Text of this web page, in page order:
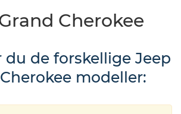
Cherokee
du de forskellige Jeep
modeller: